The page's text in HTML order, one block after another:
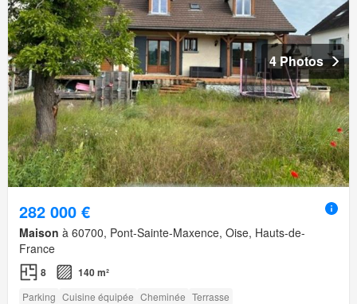
4 Photos
282 000 €
Maison à 60700, Pont-Sainte-Maxence, Oise, Hauts-de-
France
8 140 m²
Parking Cuisine équipée Cheminée Terrasse